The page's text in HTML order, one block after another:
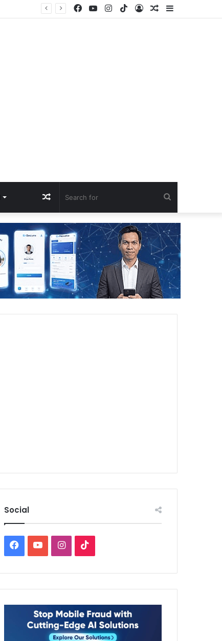
Sidebar
Random
Log
TikTok
Instagram
YouTube
Facebook
for
Random
Article
Social
Facebook
YouTubeInstagram